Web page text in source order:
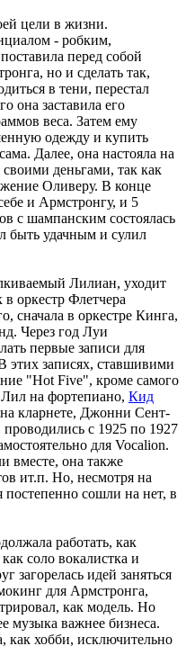
цели в жизни.
- робким,
перед собой
но и сделать так,
в тени, перестал
она заставила его
веса. Затем ему
одежду и купить
Далее, она настояла на
деньгами, так как
Оливеру. В конце
и Армстронгу, и 5
с шампанским состоялась
быть удачным и сулил
Лилиан, уходит
оркестр Флетчера
сначала в оркестре Кинга,
Через год Луи
первые записи для
этих записях, ставшивими
"Hot Five", кроме самого
на фортепиано, Кид
на кларнете, Джонни Сент-
с 1925 по 1927
для Vocalion.
вместе, она также
ит.п. Но, несмотря на
сошли на нет, в
работать, как
соло вокалистка и
загорелась идей заняться
для Армстронга,
как модель. Но
музыка важнее бизнеса.
хобби, исключительно